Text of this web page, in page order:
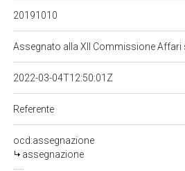
20191010
Assegnato alla XII Commissione Affari
2022-03-04T12:50:01Z
Referente
ocd:assegnazione
assegnazione